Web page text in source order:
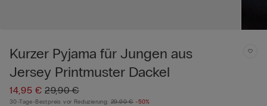
Kurzer Pyjama für Jungen aus
Jersey Printmuster Dackel
14,95 €29,90 €
30-Tage-Bestpreis vor Reduzierung: 29,90 € -50%